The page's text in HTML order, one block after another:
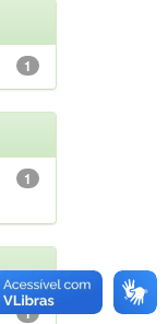
1
1
1